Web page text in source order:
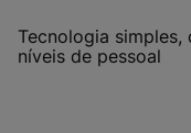
Tecnologia
níveis de pessoal